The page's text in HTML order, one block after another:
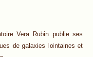
Vera Rubin publie ses
de galaxies lointaines et